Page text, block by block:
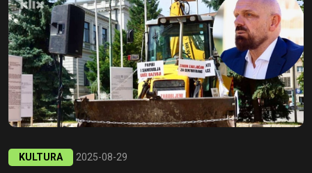
KULTURA 2025-08-29